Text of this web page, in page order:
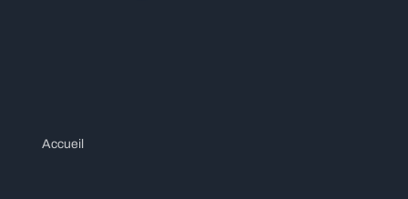
Accueil